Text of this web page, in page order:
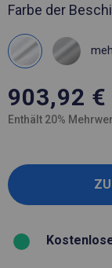
Farbe der
903,92 €
Enthält 20%